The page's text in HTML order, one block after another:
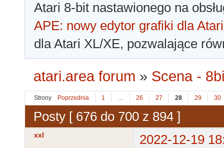
Atari 8-bit nastawionego na
APE: nowy edytor grafiki dla Atari
dla Atari XL/XE, pozwalające
atari.area forum » Scena -
Strony Poprzednia 1 … 26 27 28 29 30
Posty [ 676 do 700 z 894 ]
xxl 2022-12-19